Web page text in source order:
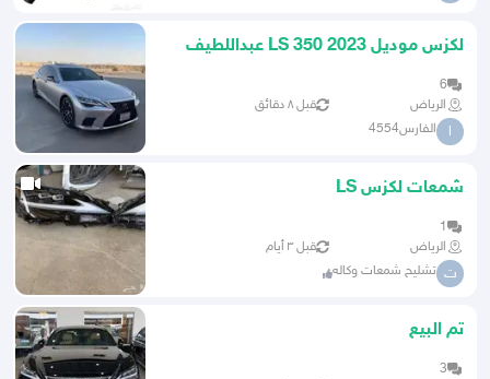
لكزس موديل 2023 LS 350 عبداللطيف
6
الرياض
قبل ٨ دقائق
ا الفارس4554
شمعات لكزس LS
1
الرياض
قبل ٣ أيام
ت تشليح شمعات وكاله
تم البيع
3